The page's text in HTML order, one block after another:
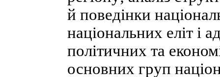
й поведінки
національних еліт і
політичних та
основних груп